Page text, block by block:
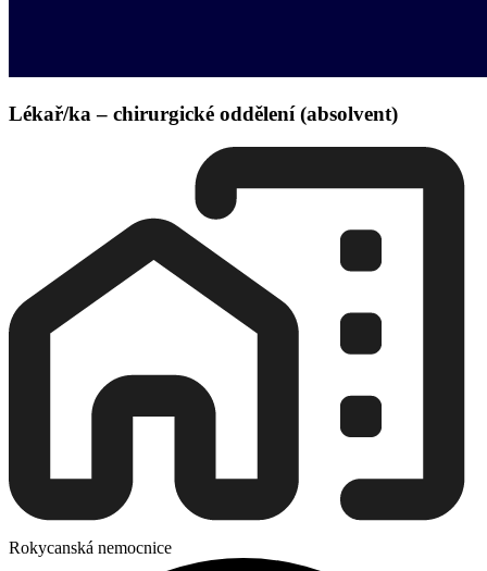
Lékař/ka – chirurgické oddělení (absolvent)
Rokycanská nemocnice